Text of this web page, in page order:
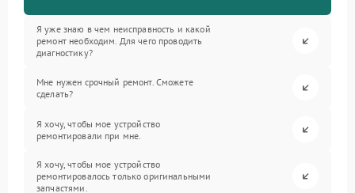
Я уже знаю в чем неисправность и какой
ремонт необходим. Для чего проводить
диагностику?
Мне нужен срочный ремонт. Сможете
сделать?
Я хочу, чтобы мое устройство
ремонтировали при мне.
Я хочу, чтобы мое устройство
ремонтировалось только оригинальными
запчастями.